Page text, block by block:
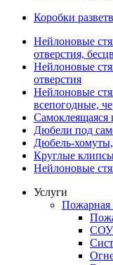
Коробки
Нейлоновые
отверстия,
Нейлоновые
отверстия
Нейлоновые
всепогодные,
Самоклеящаяся
Дюбели под
Дюбель-
Круглые
Нейлоновые
Услуги
Пожарная